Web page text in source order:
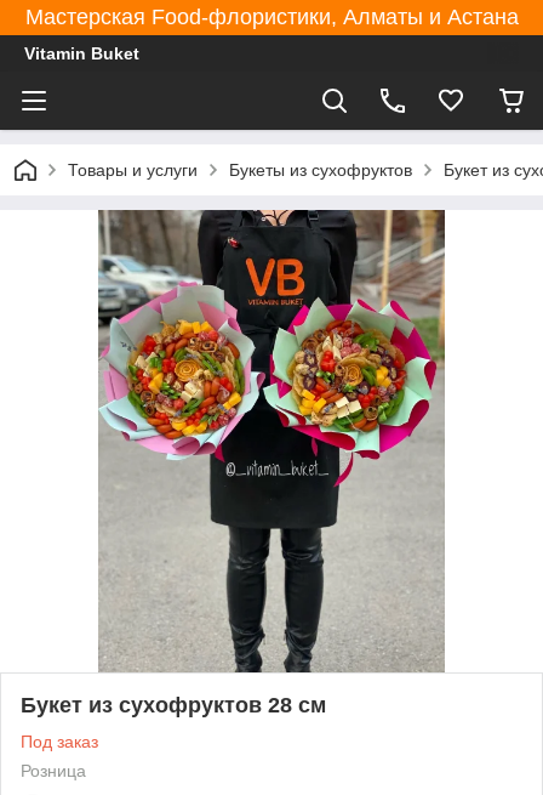
Мастерская Food-флористики, Алматы и Астана
Vitamin Buket
Товары и услуги Букеты из сухофруктов Букет из
Букет из сухофруктов 28 см
Под заказ
Розница